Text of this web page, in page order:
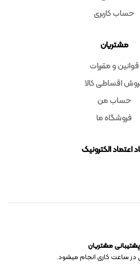
حساب کاربری
مشتریان
قوانین و مقررات
اقساطی کالا
حساب من
فروشگاه ما
اعتماد الکترونیک
پشتیبانی مشتریان
در ساعت کاری انجام میشود.